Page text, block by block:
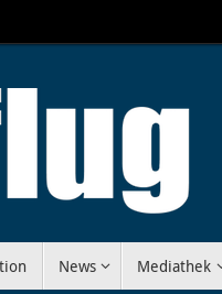
News Mediathek